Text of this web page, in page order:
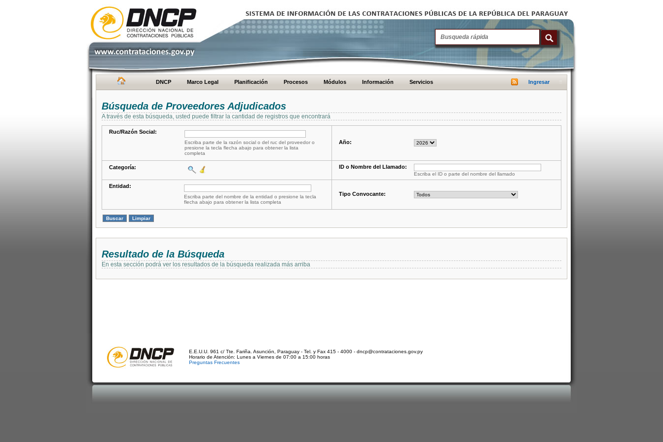
DNCP Marco Legal Planificación Procesos Módulos Información Servicios Ingresar
Búsqueda de Proveedores Adjudicados
A través de esta búsqueda, usted puede filtrar la cantidad de registros que encontrará
Ruc/Razón Social:
Escriba parte de la razón social o del ruc del proveedor o
presione la tecla flecha abajo para obtener la lista
completa
Año:
Categoría: ID o Nombre del Llamado:
Escriba el ID o parte del nombre del llamado
Entidad:
Escriba parte del nombre de la entidad o presione la tecla
flecha abajo para obtener la lista completa
Tipo Convocante:
Resultado de la Búsqueda
En esta sección podrá ver los resultados de la búsqueda realizada más arriba
E.E.U.U. 961 c/ Tte. Fariña. Asunción, Paraguay - Tel. y Fax 415 - 4000 - dncp@contrataciones.gov.py
Horario de Atención: Lunes a Viernes de 07:00 a 15:00 horas
Preguntas Frecuentes